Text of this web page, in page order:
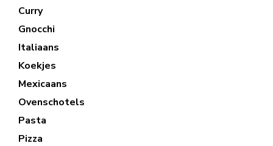
Curry
Gnocchi
Italiaans
Koekjes
Mexicaans
Ovenschotels
Pasta
Pizza